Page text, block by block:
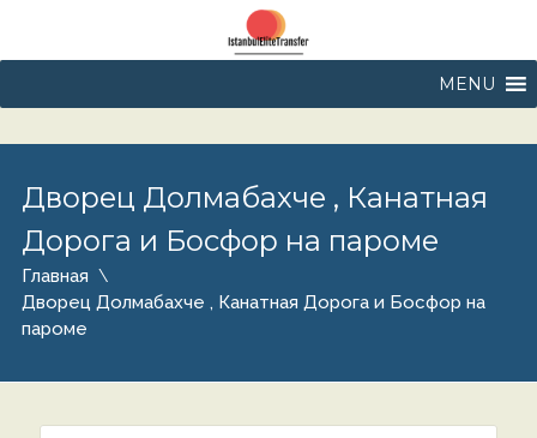
MENU
Дворец Долмабахче , Канатная
Дорога и Босфор на пароме
Главная
Дворец Долмабахче , Канатная Дорога и Босфор на
пароме